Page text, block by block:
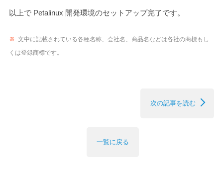
以上で Petalinux 開発環境のセットアップ完了です。
※ 文中に記載されている各種名称、会社名、商品名などは各社の商標もし
くは登録商標です。
一覧に戻る
次の記事を読む